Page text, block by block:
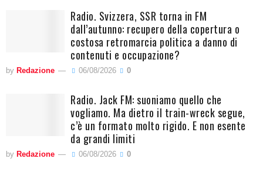
Radio. Svizzera, SSR torna in FM
dall’autunno: recupero della copertura o
costosa retromarcia politica a danno di
contenuti e occupazione?
by Redazione 06/08/2026 0
Radio. Jack FM: suoniamo quello che
vogliamo. Ma dietro il train-wreck segue,
c’è un formato molto rigido. E non esente
da grandi limiti
by Redazione 06/08/2026 0